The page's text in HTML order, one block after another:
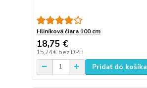
Hliníková čiara 100 cm
18,75 €
15,24 € bez DPH
Pridať do košíka